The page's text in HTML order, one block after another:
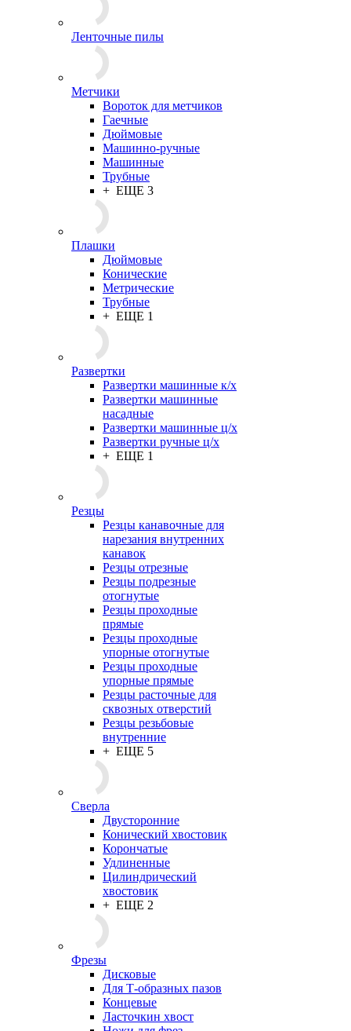
Ленточные пилы
Метчики
Вороток для метчиков
Гаечные
Дюймовые
Машинно-ручные
Машинные
Трубные
+ ЕЩЕ 3
Плашки
Дюймовые
Конические
Метрические
Трубные
+ ЕЩЕ 1
Развертки
Развертки машинные к/х
Развертки машинные
насадные
Развертки машинные ц/х
Развертки ручные ц/х
+ ЕЩЕ 1
Резцы
Резцы канавочные для
нарезания внутренних
канавок
Резцы отрезные
Резцы подрезные
отогнутые
Резцы проходные
прямые
Резцы проходные
упорные отогнутые
Резцы проходные
упорные прямые
Резцы расточные для
сквозных отверстий
Резцы резьбовые
внутренние
+ ЕЩЕ 5
Сверла
Двусторонние
Конический хвостовик
Корончатые
Удлиненные
Цилиндрический
хвостовик
+ ЕЩЕ 2
Фрезы
Дисковые
Для Т-образных пазов
Концевые
Ласточкин хвост